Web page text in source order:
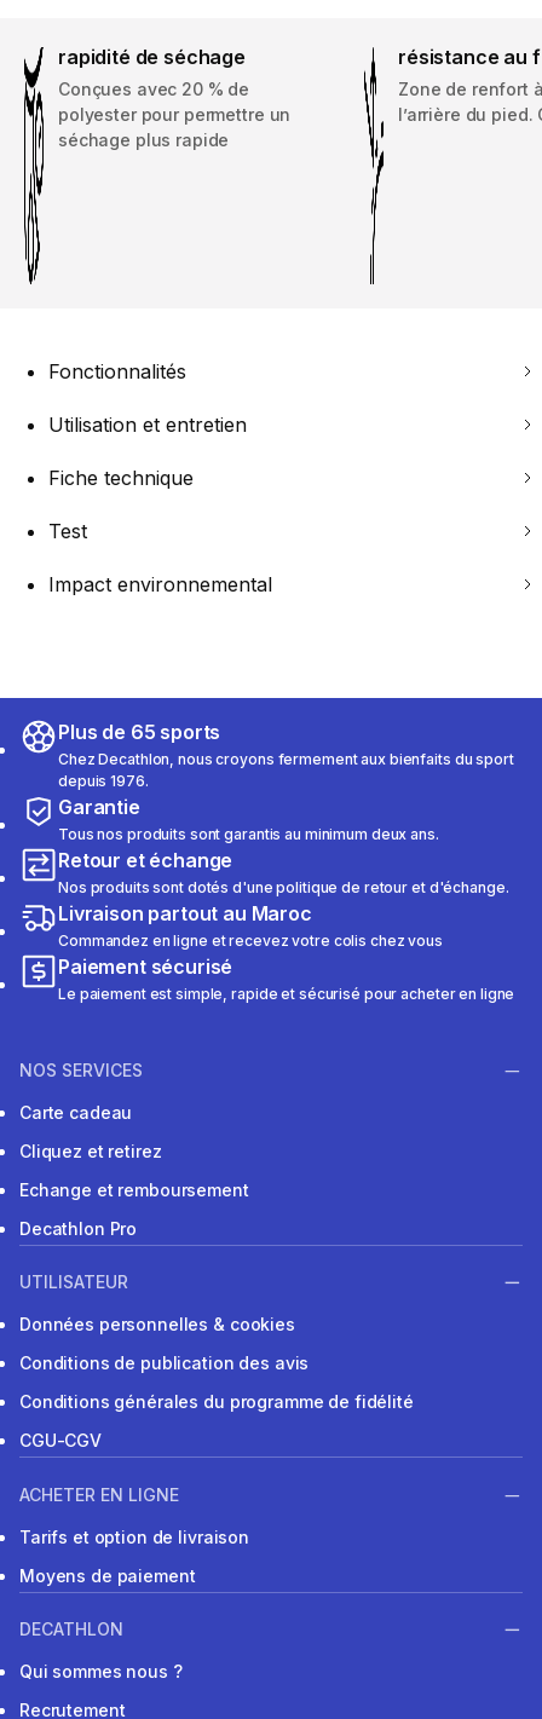
rapidité de séchage
Conçues avec 20 % de
polyester pour permettre un
séchage plus rapide
résistance au
Zone de renfort
l’arrière du
Fonctionnalités
Utilisation et entretien
Fiche technique
Test
Impact environnemental
Plus de 65 sports
Chez Decathlon, nous croyons fermement aux bienfaits du sport
depuis 1976.
Garantie
Tous nos produits sont garantis au minimum deux ans.
Retour et échange
Nos produits sont dotés d'une politique de retour et d'échange.
Livraison partout au Maroc
Commandez en ligne et recevez votre colis chez vous
Paiement sécurisé
Le paiement est simple, rapide et sécurisé pour acheter en ligne
NOS SERVICES
Carte cadeau
Cliquez et retirez
Echange et remboursement
Decathlon Pro
UTILISATEUR
Données personnelles & cookies
Conditions de publication des avis
Conditions générales du programme de fidélité
CGU-CGV
ACHETER EN LIGNE
Tarifs et option de livraison
Moyens de paiement
DECATHLON
Qui sommes nous ?
Recrutement